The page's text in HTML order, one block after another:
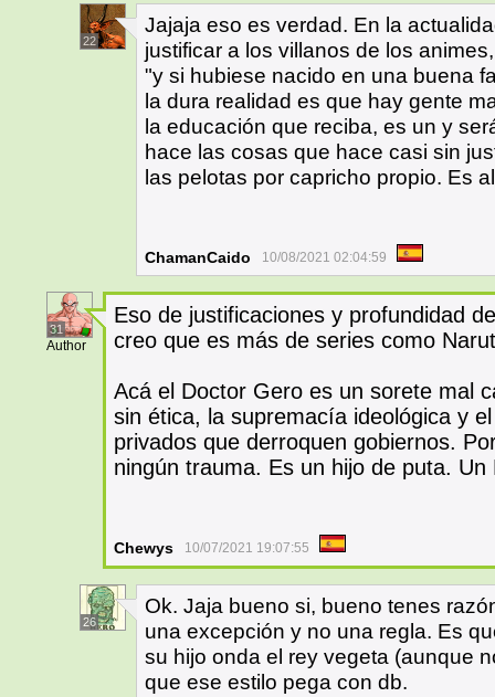
22
Jajaja eso es verdad. En la
justificar a los villanos de los
"y si hubiese nacido en una buena
la dura realidad es que hay gente
la educación que reciba, es un y
hace las cosas que hace casi sin
las pelotas por capricho propio. Es
ChamanCaido 10/08/2021 02:04:59
31
Author
Eso de justificaciones y profundidad
creo que es más de series como
Acá el Doctor Gero es un sorete mal
sin ética, la supremacía ideológica y
privados que derroquen gobiernos.
ningún trauma. Es un hijo de puta. Un
Chewys 10/07/2021 19:07:55
26
Ok. Jaja bueno si, bueno tenes
una excepción y no una regla. Es
su hijo onda el rey vegeta (aunque
que ese estilo pega con db.